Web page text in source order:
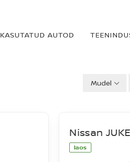
KASUTATUD AUTOD
Mudel
laos
Nissan JUKE